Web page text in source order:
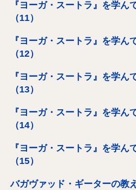
『ヨーガ・スートラ』を学ん
（11）
『ヨーガ・スートラ』を学ん
（12）
『ヨーガ・スートラ』を学ん
（13）
『ヨーガ・スートラ』を学ん
（14）
『ヨーガ・スートラ』を学ん
（15）
バガヴァッド・ギーターの教